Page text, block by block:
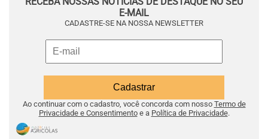
E-MAIL
CADASTRE-SE NA NOSSA NEWSLETTER
Ao continuar com o cadastro, você concorda com nosso Termo de
Privacidade e Consentimentoe a Política de Privacidade.